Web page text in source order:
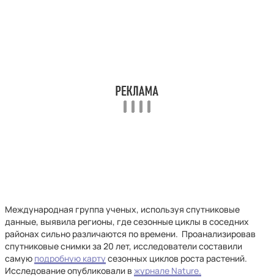
Международная группа ученых, используя спутниковые
данные, выявила регионы, где сезонные циклы в соседних
районах сильно различаются по времени. Проанализировав
спутниковые снимки за 20 лет, исследователи составили
самую подробную карту сезонных циклов роста растений.
Исследование опубликовали в журнале Nature.